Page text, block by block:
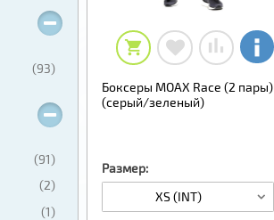
(93)
(91)
(2)
(1)
Боксеры MOAX Race (2 пары)
(серый/зеленый)
Размер:
XS (INT)